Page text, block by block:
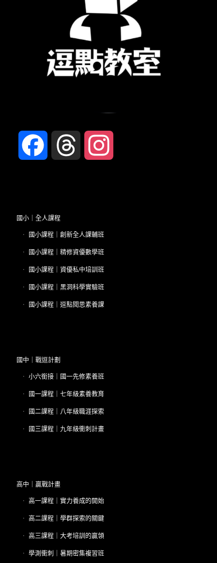
Facebook Threads
國小｜全人課程
國小課程｜創新全人課輔班
國小課程｜精修資優數學班
國小課程｜資優私中培訓班
國小課程｜黑洞科學實驗班
國小課程｜逗點閱思素養課
國中｜戰逗計劃
小六銜接｜國一先修素養班
國一課程｜七年級素養教育
國二課程｜八年級職涯探索
國三課程｜九年級衝刺計畫
高中｜贏戰計畫
高一課程｜實力養成的開始
高二課程｜學群探索的關鍵
高三課程｜大考培訓的贏領
學測衝刺｜暑期密集複習班